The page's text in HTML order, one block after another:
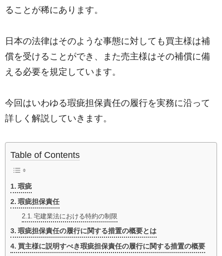
ることが稀にあります。
日本の法律はそのような事態に対しても買主様は補
償を受けることができ、また売主様はその補償に備
える必要を規定しています。
今回はいわゆる瑕疵担保責任の履行を実務に沿って
詳しく解説していきます。
Table of Contents
瑕疵
瑕疵担保責任
宅建業法における特約の制限
瑕疵担保責任の履行に関する措置の概要とは
買主様に説明すべき瑕疵担保責任の履行に関する措置の概要